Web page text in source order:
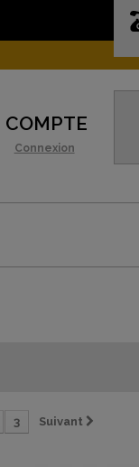
COMPTE
Connexion
3 Suivant